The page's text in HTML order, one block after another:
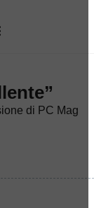
di PC Mag